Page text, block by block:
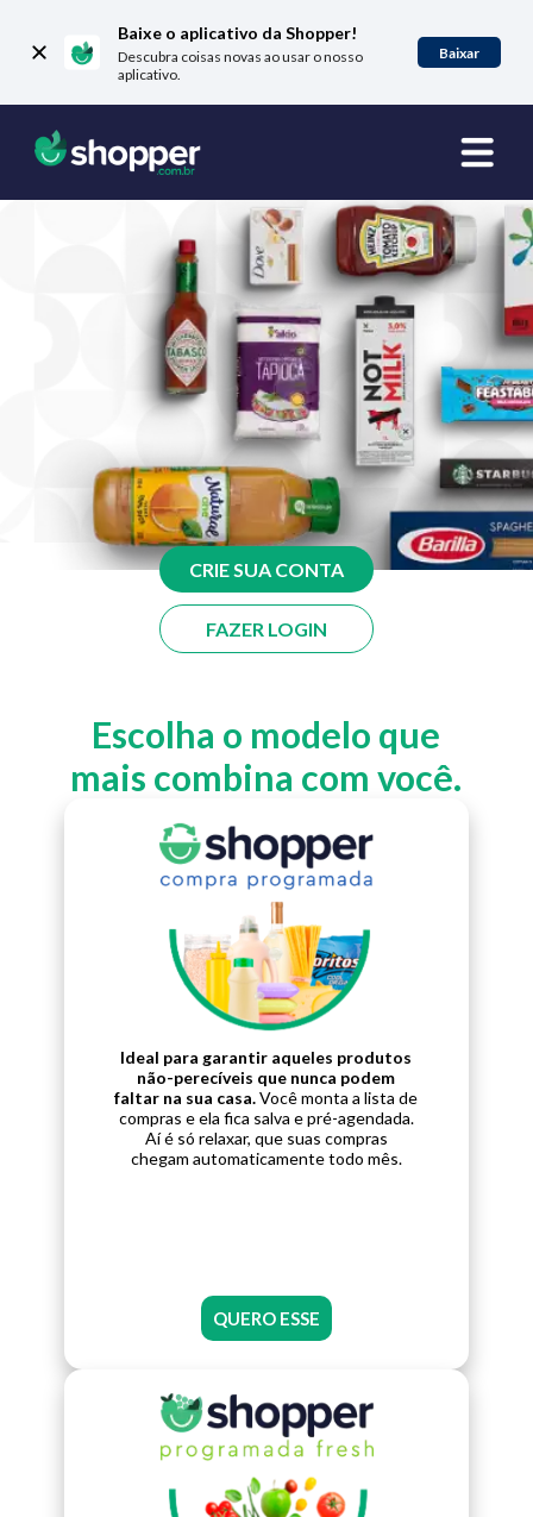
Baixe o aplicativo da Shopper!
Descubra coisas novas ao usar o nosso
aplicativo.
Baixar
CRIE SUA CONTA
FAZER LOGIN
Escolha o modelo que
mais combina com você.
Ideal para garantir aqueles produtos
não-perecíveis que nunca podem
faltar na sua casa.Você monta a lista de
compras e ela fica salva e pré-agendada.
Aí é só relaxar, que suas compras
chegam automaticamente todo mês.
QUERO ESSE